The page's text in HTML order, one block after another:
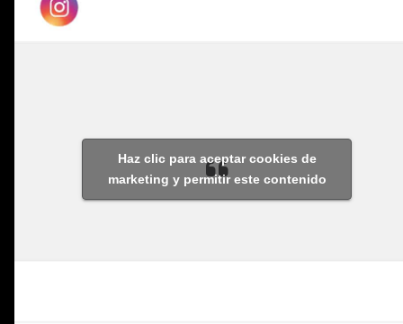
Haz clic para aceptar cookies de
marketing y permitir este contenido